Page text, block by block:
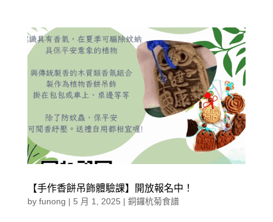
【手作香餅吊飾體驗課】開放報名中！
by funong | 5 月 1, 2025 | 銅鑼杭菊食譜